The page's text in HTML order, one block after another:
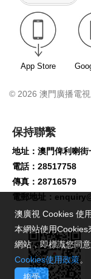
App Store
© 2026 澳門廣播電
保持聯繫
地址：澳門俾利喇
電話：28517758
傳真：28716579
電郵地址：
澳廣視 Cookies 使
本網站使用Cookies
網站，即標識您同
Cookies使用政策。